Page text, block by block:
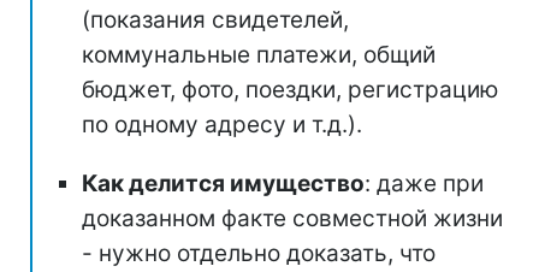
(показания свидетелей,
коммунальные платежи, общий
бюджет, фото, поездки, регистрацию
по одному адресу и т.д.).
Как делится имущество: даже при
доказанном факте совместной жизни
- нужно отдельно доказать, что